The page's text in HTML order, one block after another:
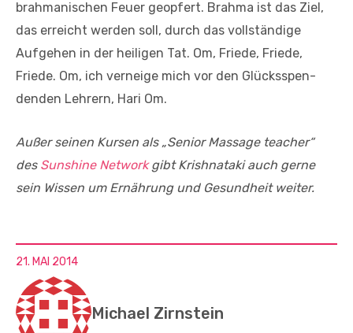
brahmanischen Feuer geopfert. Brahma ist das Ziel,
das erreicht werden soll, durch das vollständige
Aufgehen in der heiligen Tat. Om, Friede, Friede,
Friede. Om, ich verneige mich vor den Glücksspen-
denden Lehrern, Hari Om.
Außer seinen Kursen als „Senior Massage teacher“
des Sunshine Networkgibt Krishnataki auch gerne
sein Wissen um Ernährung und Gesundheit weiter.
21. MAI 2014
Michael Zirnstein